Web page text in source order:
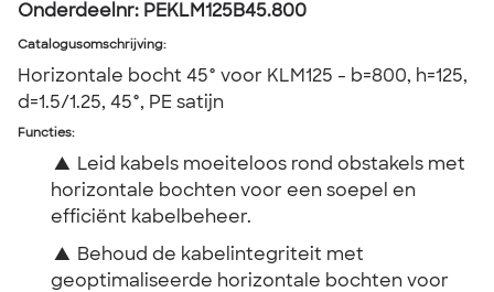
Onderdeelnr: PEKLM125B45.800
Catalogusomschrijving:
Horizontale bocht 45° voor KLM125 - b=800, h=125,
d=1.5/1.25, 45°, PE satijn
Functies:
▲ Leid kabels moeiteloos rond obstakels met
horizontale bochten voor een soepel en
efficiënt kabelbeheer.
▲ Behoud de kabelintegriteit met
geoptimaliseerde horizontale bochten voor